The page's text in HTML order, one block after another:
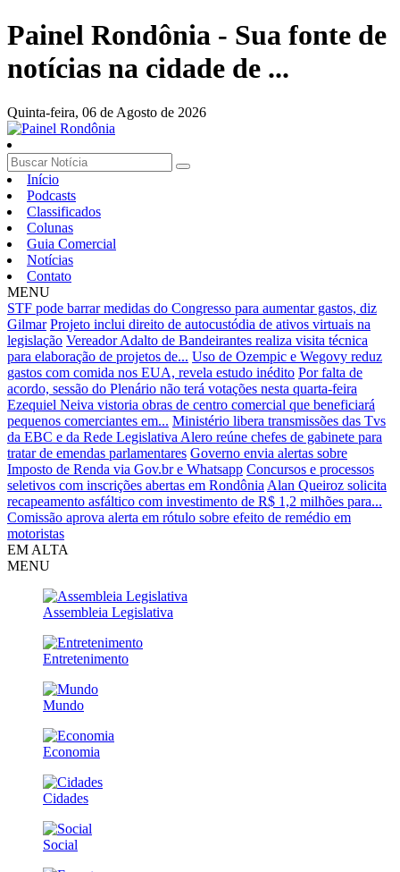
Painel Rondônia - Sua fonte de
notícias na cidade de ...
Quinta-feira, 06 de Agosto de 2026
Início
Podcasts
Classificados
Colunas
Guia Comercial
Notícias
Contato
MENU
STF pode barrar medidas do Congresso para aumentar gastos, diz
Gilmar Projeto inclui direito de autocustódia de ativos virtuais na
legislação Vereador Adalto de Bandeirantes realiza visita técnica
para elaboração de projetos de... Uso de Ozempic e Wegovy reduz
gastos com comida nos EUA, revela estudo inédito Por falta de
acordo, sessão do Plenário não terá votações nesta quarta-feira
Ezequiel Neiva vistoria obras de centro comercial que beneficiará
pequenos comerciantes em... Ministério libera transmissões das Tvs
da EBC e da Rede Legislativa Alero reúne chefes de gabinete para
tratar de emendas parlamentares Governo envia alertas sobre
Imposto de Renda via Gov.br e Whatsapp Concursos e processos
seletivos com inscrições abertas em Rondônia Alan Queiroz solicita
recapeamento asfáltico com investimento de R$ 1,2 milhões para...
Comissão aprova alerta em rótulo sobre efeito de remédio em
motoristas
EM ALTA
MENU
Assembleia Legislativa
Entretenimento
Mundo
Economia
Cidades
Social